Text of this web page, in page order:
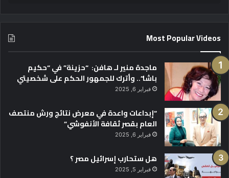
Most Popular Videos
ماجدة منير لـ هافن: “حزينة” في “حكيم
باشا”.. وأترك للجمهور الحكم على شخصيتي
فبراير 6, 2025
“إبداعات واعدة في معرض نتائج ورش منتصف
العام بقصر ثقافة الأنفوشي”
فبراير 6, 2025
هل ستحارب إسرائيل مصر ؟
فبراير 5, 2025